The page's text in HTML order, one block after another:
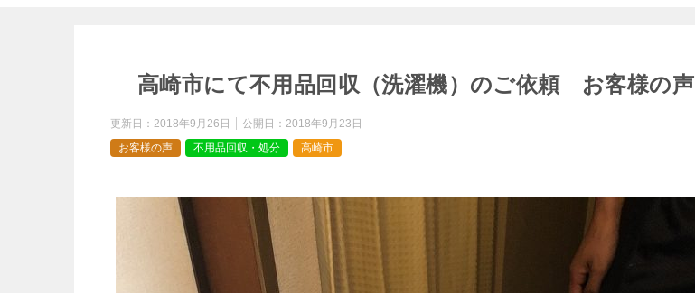
高崎市にて不用品回収（洗濯機）のご依頼 お客様の声
更新日： 2018年9月26日 公開日： 2018年9月23日
お客様の声
不用品回収・処分 高崎市